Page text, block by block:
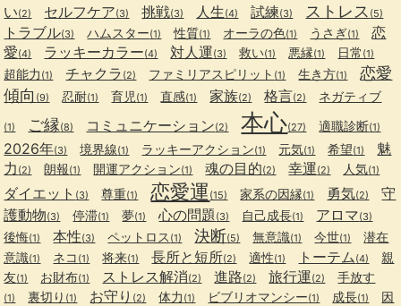
い(2) セルフケア(3) 挑戦(3) 人生(4) 試練(3) ストレス (5)
トラブル(3) ハムスター(1) 性質(1) オーラの色(1) うさぎ(1)
恋
愛(4) ラッキーカラー(4) 対人運(3) 救い(1) 悪縁(1) 日常 (1)
超能力 (1) チャクラ (2) ファミリアスピリット (1) 生き方(1)
恋愛
傾向 (9) 忍耐(1) 育児 (1) 直感(1) 家族(2) 格言(2) ネガティブ
(1) ご縁(8) コミュニケーション(2) 本心(27) 適職診断(1)
2026年(3) 境界線(1) ラッキーアクション(1) 元気(1) 希望(1)
魅
力 (2) 朗報(1) 開運アクション(1) 魂の目的(2) 幸運(2) 人気(1)
ダイエット (3) 尊重(1) 恋愛運 (15) 家系の因縁(1) 勇気(2)
守
護動物(3) 停滞(1) 夢(1) 心の問題 (3) 自己成長(1) アロマ(3)
後悔(1) 本性(3) ペットロス (1) 決断(5) 無意識(1) 今世(1)
潜在
意識(1) ネコ (1) 将来(1) 長所と短所(2) 適性(1) トーテム (4)
親
友(1) お財布(1) ストレス解消(2) 進路(2) 旅行運(2) 手放す
(1) 裏切り (1) お守り (2) 体力 (1) ビブリオマンシー(1) 成長(1)
因